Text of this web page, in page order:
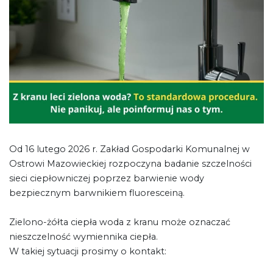
Od 16 lutego 2026 r. Zakład Gospodarki Komunalnej w
Ostrowi Mazowieckiej rozpoczyna badanie szczelności
sieci ciepłowniczej poprzez barwienie wody
bezpiecznym barwnikiem fluoresceiną.
Zielono-żółta ciepła woda z kranu może oznaczać
nieszczelność wymiennika ciepła.
W takiej sytuacji prosimy o kontakt: